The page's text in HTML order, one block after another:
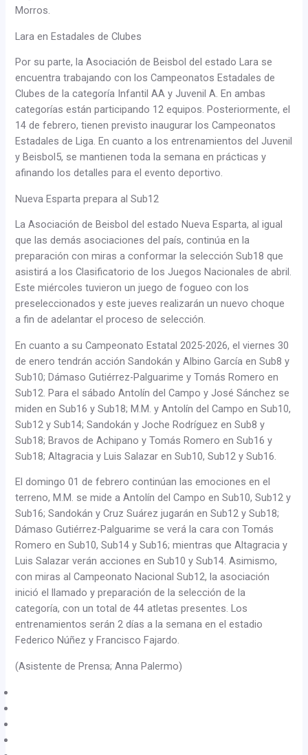
Morros.
Lara en Estadales de Clubes
Por su parte, la Asociación de Beisbol del estado Lara se
encuentra trabajando con los Campeonatos Estadales de
Clubes de la categoría Infantil AA y Juvenil A. En ambas
categorías están participando 12 equipos. Posteriormente, el
14 de febrero, tienen previsto inaugurar los Campeonatos
Estadales de Liga. En cuanto a los entrenamientos del Juvenil
y Beisbol5, se mantienen toda la semana en prácticas y
afinando los detalles para el evento deportivo.
Nueva Esparta prepara al Sub12
La Asociación de Beisbol del estado Nueva Esparta, al igual
que las demás asociaciones del país, continúa en la
preparación con miras a conformar la selección Sub18 que
asistirá a los Clasificatorio de los Juegos Nacionales de abril.
Este miércoles tuvieron un juego de fogueo con los
preseleccionados y este jueves realizarán un nuevo choque
a fin de adelantar el proceso de selección.
En cuanto a su Campeonato Estatal 2025-2026, el viernes 30
de enero tendrán acción Sandokán y Albino García en Sub8 y
Sub10; Dámaso Gutiérrez-Palguarime y Tomás Romero en
Sub12. Para el sábado Antolín del Campo y José Sánchez se
miden en Sub16 y Sub18; M.M. y Antolín del Campo en Sub10,
Sub12 y Sub14; Sandokán y Joche Rodríguez en Sub8 y
Sub18; Bravos de Achipano y Tomás Romero en Sub16 y
Sub18; Altagracia y Luis Salazar en Sub10, Sub12 y Sub16.
El domingo 01 de febrero continúan las emociones en el
terreno, M.M. se mide a Antolín del Campo en Sub10, Sub12 y
Sub16; Sandokán y Cruz Suárez jugarán en Sub12 y Sub18;
Dámaso Gutiérrez-Palguarime se verá la cara con Tomás
Romero en Sub10, Sub14 y Sub16; mientras que Altagracia y
Luis Salazar verán acciones en Sub10 y Sub14. Asimismo,
con miras al Campeonato Nacional Sub12, la asociación
inició el llamado y preparación de la selección de la
categoría, con un total de 44 atletas presentes. Los
entrenamientos serán 2 días a la semana en el estadio
Federico Núñez y Francisco Fajardo.
(Asistente de Prensa; Anna Palermo)